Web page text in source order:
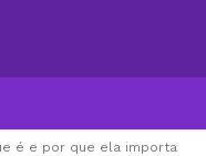
é e por que ela importa